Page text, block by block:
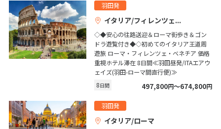
2027年5月
1
2
3 4 5 6 7
8
9
10 11 12 13 14
15
19 20 21
29
30
31
羽田発
イタリア/フィレンツェ
◇◆安心の往路送迎＆ローマ街歩き＆ゴン
ドラ遊覧付き◆◇初めてのイタリア王道周
遊旅 ローマ・フィレンツェ・ベネチア 価格
重視ホテル滞在 8日間≪羽田昼発/ITAエアウ
ェイズ(羽田-ローマ間直行便)≫
8日間 497,800円〜674,800円
羽田発
イタリア/ローマ